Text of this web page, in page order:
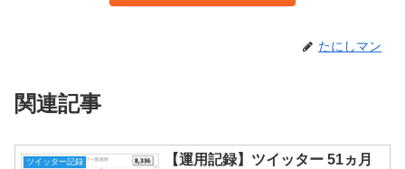
たにしマン
関連記事
ツイッター記録
【運用記録】ツイッター 51ヵ月